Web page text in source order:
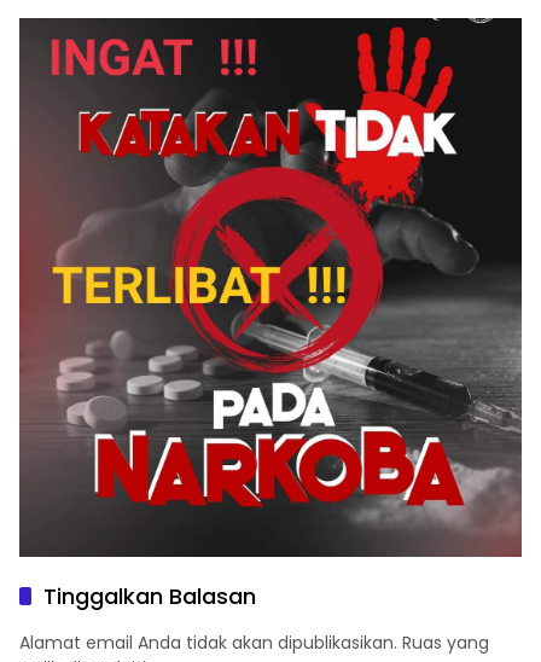
Atas Atap Sembari
Menikmati Senja
Tinggalkan Balasan
Alamat email Anda tidak akan dipublikasikan. Ruas yang